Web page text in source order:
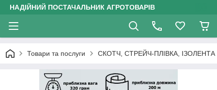
НАДІЙНИЙ ПОСТАЧАЛЬНИК АГРОТОВАРІВ
Товари та послуги СКОТЧ, СТРЕЙЧ-ПЛІВКА, ІЗОЛЕНТА